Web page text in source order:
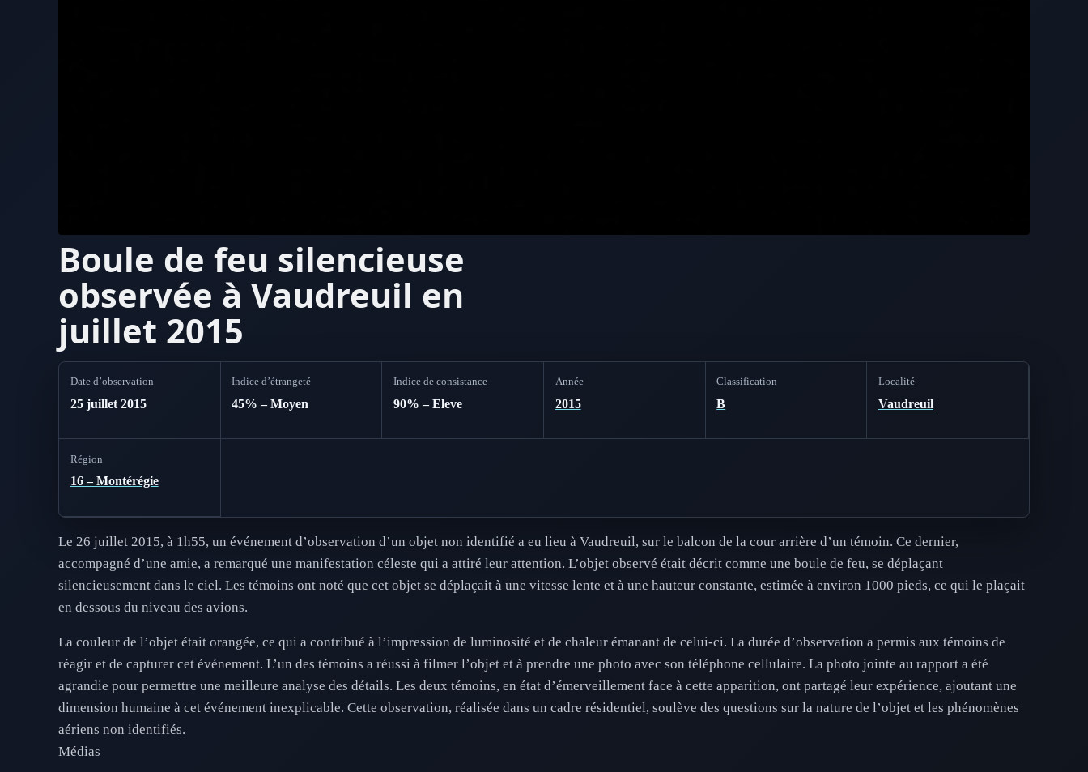
Boule de feu silencieuse
observée à Vaudreuil en
juillet 2015
Date d’observation
25 juillet 2015
Indice d’étrangeté
45% – Moyen
Indice de consistance
90% – Eleve
Année
2015
Classification
B
Localité
Vaudreuil
Région
16 – Montérégie
Le 26 juillet 2015, à 1h55, un événement d’observation d’un objet non identifié a eu lieu à Vaudreuil, sur le balcon de la cour arrière d’un témoin. Ce dernier,
accompagné d’une amie, a remarqué une manifestation céleste qui a attiré leur attention. L’objet observé était décrit comme une boule de feu, se déplaçant
silencieusement dans le ciel. Les témoins ont noté que cet objet se déplaçait à une vitesse lente et à une hauteur constante, estimée à environ 1000 pieds, ce qui le plaçait
en dessous du niveau des avions.
La couleur de l’objet était orangée, ce qui a contribué à l’impression de luminosité et de chaleur émanant de celui-ci. La durée d’observation a permis aux témoins de
réagir et de capturer cet événement. L’un des témoins a réussi à filmer l’objet et à prendre une photo avec son téléphone cellulaire. La photo jointe au rapport a été
agrandie pour permettre une meilleure analyse des détails. Les deux témoins, en état d’émerveillement face à cette apparition, ont partagé leur expérience, ajoutant une
dimension humaine à cet événement inexplicable. Cette observation, réalisée dans un cadre résidentiel, soulève des questions sur la nature de l’objet et les phénomènes
aériens non identifiés.
Médias